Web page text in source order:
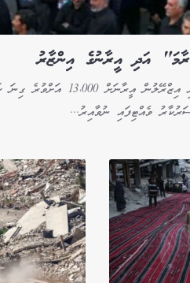
އަދި އީރާނުގެ އިންޒާރު
ފާއިތުވި ފެބްރުއަރީ މަހުން
ވެއްޓިފައި ނުވާއިރު...